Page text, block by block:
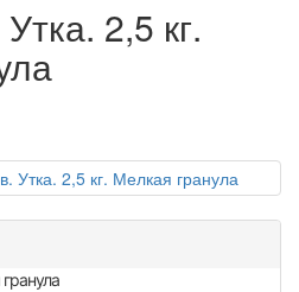
2,5 кг.